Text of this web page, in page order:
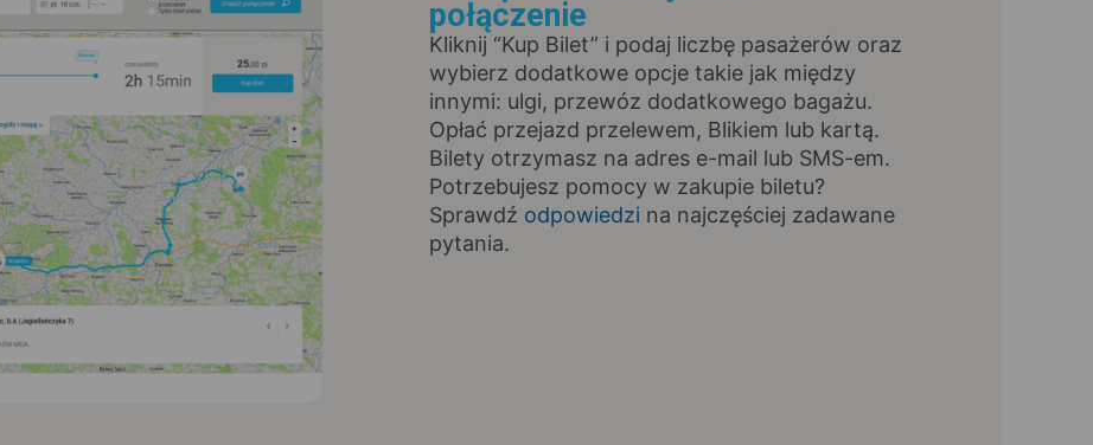
połączenie
Kliknij “Kup Bilet” i podaj liczbę pasażerów oraz
wybierz dodatkowe opcje takie jak między
innymi: ulgi, przewóz dodatkowego bagażu.
Opłać przejazd przelewem, Blikiem lub kartą.
Bilety otrzymasz na adres e-mail lub SMS-em.
Potrzebujesz pomocy w zakupie biletu?
Sprawdź odpowiedzi na najczęściej zadawane
pytania.